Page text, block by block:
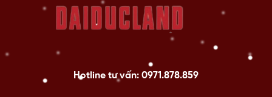
Hotline tư vấn: 0971.878.859